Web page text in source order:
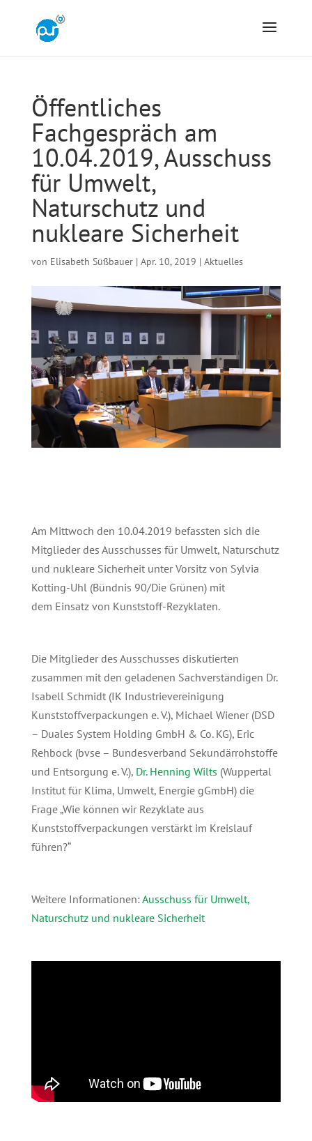
Öffentliches
Fachgespräch am
10.04.2019, Ausschuss
für Umwelt,
Naturschutz und
nukleare Sicherheit
von Elisabeth Süßbauer| Apr. 10, 2019 | Aktuelles
Am Mittwoch den 10.04.2019 befassten sich die
Mitglieder des Ausschusses für Umwelt, Naturschutz
und nukleare Sicherheit unter Vorsitz von Sylvia
Kotting-Uhl (Bündnis 90/Die Grünen) mit
dem Einsatz von Kunststoff-Rezyklaten.
Die Mitglieder des Ausschusses diskutierten
zusammen mit den geladenen Sachverständigen Dr.
Isabell Schmidt (IK Industrievereinigung
Kunststoffverpackungen e. V.), Michael Wiener (DSD
– Duales System Holding GmbH & Co. KG), Eric
Rehbock (bvse – Bundesverband Sekundärrohstoffe
und Entsorgung e. V.),Dr. Henning Wilts (Wuppertal
Institut für Klima, Umwelt, Energie gGmbH) die
Frage „Wie können wir Rezyklate aus
Kunststoffverpackungen verstärkt im Kreislauf
führen?“
Weitere Informationen:Ausschuss für Umwelt,
Naturschutz und nukleare Sicherheit